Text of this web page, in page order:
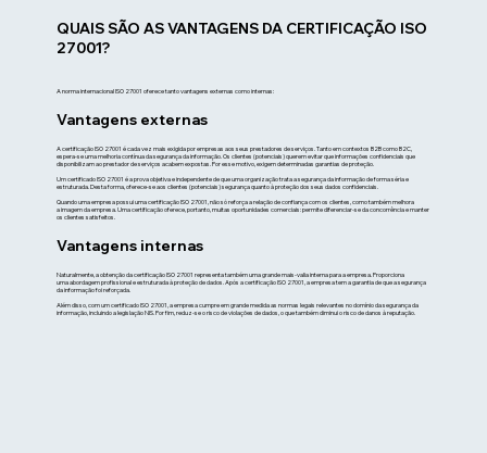
QUAIS SÃO AS VANTAGENS DA CERTIFICAÇÃO ISO
27001?
A norma internacional ISO 27001 oferece tanto vantagens externas como internas:
Vantagens externas
A certificação ISO 27001 é cada vez mais exigida por empresas aos seus prestadores de serviços. Tanto em contextos B2B como B2C,
espera-se uma melhoria contínua da segurança da informação. Os clientes (potenciais) querem evitar que informações confidenciais que
disponibilizam ao prestador de serviços acabem expostas. Por esse motivo, exigem determinadas garantias de proteção.
Um certificado ISO 27001 é a prova objetiva e independente de que uma organização trata a segurança da informação de forma séria e
estruturada. Desta forma, oferece-se aos clientes (potenciais) segurança quanto à proteção dos seus dados confidenciais.
Quando uma empresa possui uma certificação ISO 27001, não só reforça a relação de confiança com os clientes, como também melhora
a imagem da empresa. Uma certificação oferece, portanto, muitas oportunidades comerciais: permite diferenciar-se da concorrência e manter
os clientes satisfeitos.
Vantagens internas
Naturalmente, a obtenção da certificação ISO 27001 representa também uma grande mais-valia interna para a empresa. Proporciona
uma abordagem profissional e estruturada à proteção de dados. Após a certificação ISO 27001, a empresa tem a garantia de que a segurança
da informação foi reforçada.
Além disso, com um certificado ISO 27001, a empresa cumpre em grande medida as normas legais relevantes no domínio da segurança da
informação, incluindo a legislação NIS. Por fim, reduz-se o risco de violações de dados, o que também diminui o risco de danos à reputação.